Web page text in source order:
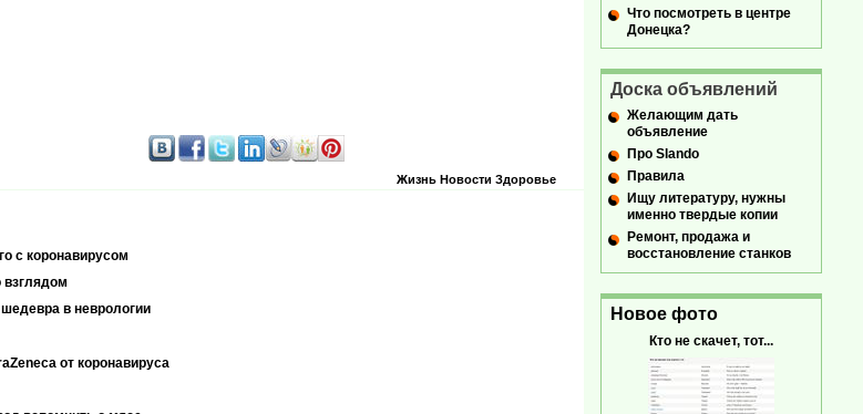
Жизнь Новости Здоровье
с коронавирусом
взглядом
в неврологии
от коронавируса
Что посмотреть в центре
Донецка?
Доска объявлений
Желающим дать
объявление
Про Slando
Правила
Ищу литературу, нужны
именно твердые копии
Ремонт, продажа и
восстановление станков
Новое фото
Кто не скачет, тот...